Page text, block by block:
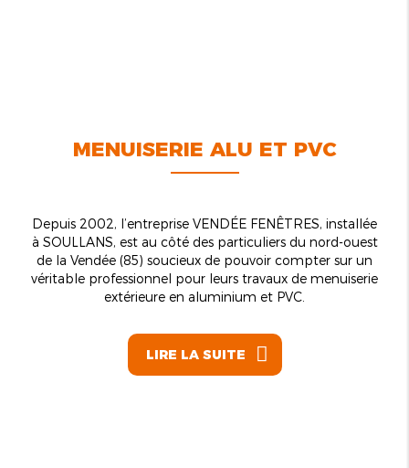
MENUISERIE ALU ET PVC
Depuis 2002, l’entreprise VENDÉE FENÊTRES, installée
à SOULLANS, est au côté des particuliers du nord-ouest
de la Vendée (85) soucieux de pouvoir compter sur un
véritable professionnel pour leurs travaux de menuiserie
extérieure en aluminium et PVC.
LIRE LA SUITE